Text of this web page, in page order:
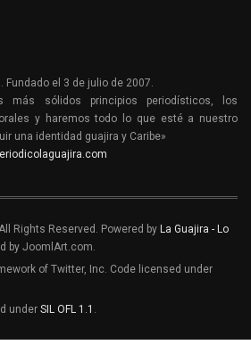
Fundado el 3 de julio de 2007.
más sólidos principios periodísticos, los
y haremos todo lo que esté a nuestro
una identidad guajira y Caribe»
Rights Reserved. Powered by La Guajira - Lo
by JoomlArt.com.
of Twitter, Inc. Code licensed under
under SIL OFL 1.1 .